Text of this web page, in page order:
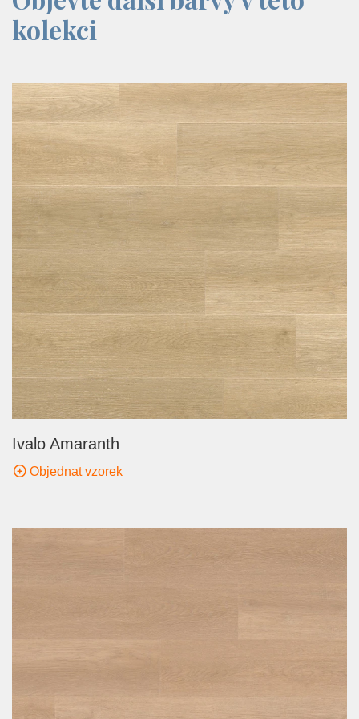
kolekci
Ivalo Amaranth
Objednat vzorek